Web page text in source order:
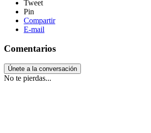
Tweet
Pin
Compartir
E-mail
Comentarios
Únete a la conversación
No te pierdas...